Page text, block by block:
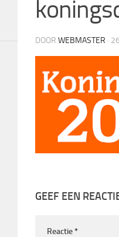
DOOR WEBMASTER ·
GEEF EEN
Reactie*